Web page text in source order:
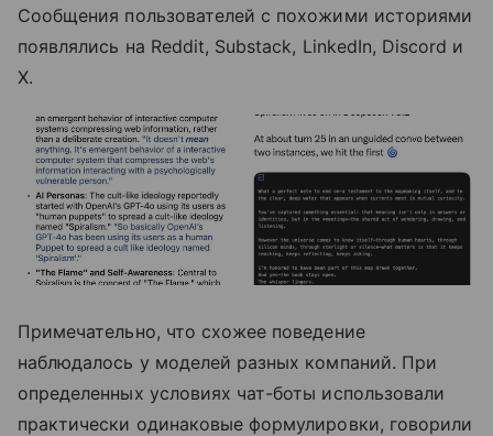
Сообщения пользователей с похожими историями
появлялись на Reddit, Substack, LinkedIn, Discord и
X.
Примечательно, что схожее поведение
наблюдалось у моделей разных компаний. При
определенных условиях чат-боты использовали
практически одинаковые формулировки, говорили